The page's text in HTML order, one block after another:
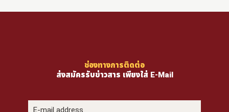
ช่องทางการติดต่อ
ส่งสมัครรับข่าวสาร เพียงใส่ E-Mail